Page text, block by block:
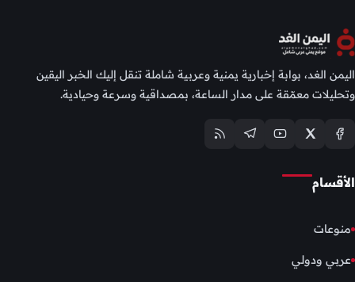
اليمن الغد، بوابة إخبارية يمنية وعربية شاملة تنقل إليك الخبر اليقين
وتحليلات معمّقة على مدار الساعة، بمصداقية وسرعة وحيادية.
الأقسام
منوعات
عربي ودولي